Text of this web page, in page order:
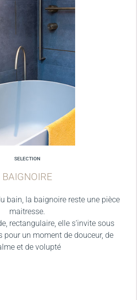
SELECTION
BAIGNOIRE
bain, la baignoire reste une pièce
maitresse.
rectangulaire, elle s’invite sous
pour un moment de douceur, de
et de volupté